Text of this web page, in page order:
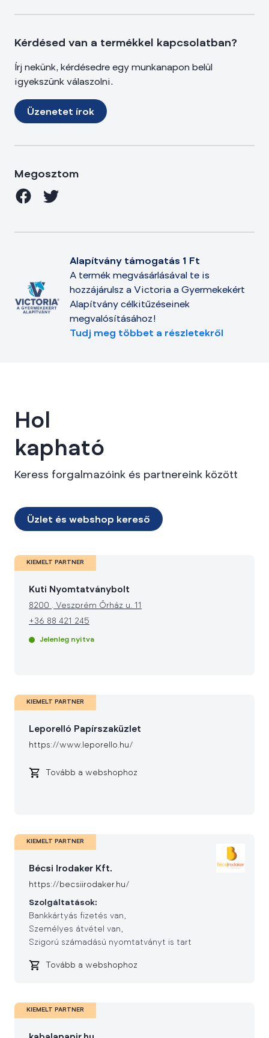
Kérdésed van a termékkel kapcsolatban?
Írj nekünk, kérdésedre egy munkanapon belül
igyekszünk válaszolni.
Üzenetet írok
Megosztom
Alapítvány támogatás 1 Ft
A termék megvásárlásával te is
hozzájárulsz a Victoria a Gyermekekért
Alapítvány célkitűzéseinek
megvalósításához!
Tudj meg többet a részletekről
Hol
kapható
Keress forgalmazóink és partnereink között
Üzlet és webshop kereső
KIEMELT PARTNER
Kuti Nyomtatványbolt
8200 . Veszprém Őrház u. 11
+36 88 421 245
Jelenleg nyitva
KIEMELT PARTNER
Leporelló Papírszaküzlet
https://www.leporello.hu/
Tovább a webshophoz
KIEMELT PARTNER
Bécsi Irodaker Kft.
https://becsiirodaker.hu/
Szolgáltatások:
Bankkártyás fizetés van
Személyes átvétel van
Szigorú számadású nyomtatványt is tart
Tovább a webshophoz
KIEMELT PARTNER